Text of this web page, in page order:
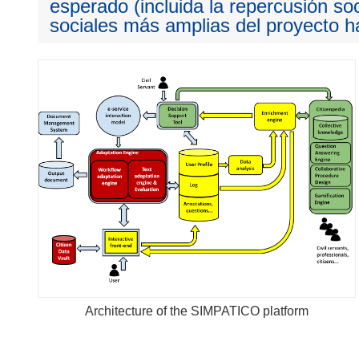
esperado (incluida la repercusión
sociales más amplias del proyecto
Architecture of the SIMPATICO platform